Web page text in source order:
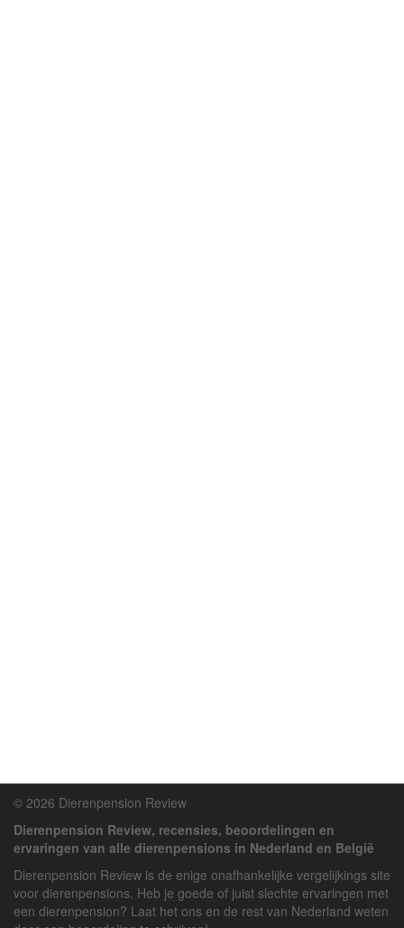
© 2026 Dierenpension Review
Dierenpension Review, recensies, beoordelingen en
ervaringen van alle dierenpensions in Nederland en België
Dierenpension Review is de enige onafhankelijke vergelijkings site
voor dierenpensions. Heb je goede of juist slechte ervaringen met
een dierenpension? Laat het ons en de rest van Nederland weten